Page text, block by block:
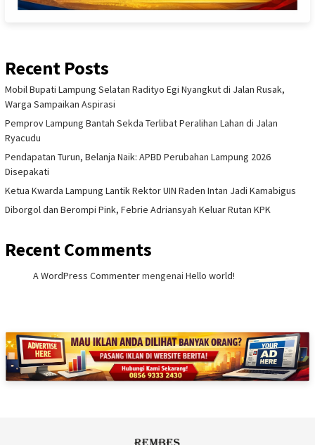
Recent Posts
Mobil Bupati Lampung Selatan Radityo Egi Nyangkut di Jalan Rusak,
Warga Sampaikan Aspirasi
Pemprov Lampung Bantah Sekda Terlibat Peralihan Lahan di Jalan
Ryacudu
Pendapatan Turun, Belanja Naik: APBD Perubahan Lampung 2026
Disepakati
Ketua Kwarda Lampung Lantik Rektor UIN Raden Intan Jadi Kamabigus
Diborgol dan Berompi Pink, Febrie Adriansyah Keluar Rutan KPK
Recent Comments
A WordPress Commentermengenai Hello world!